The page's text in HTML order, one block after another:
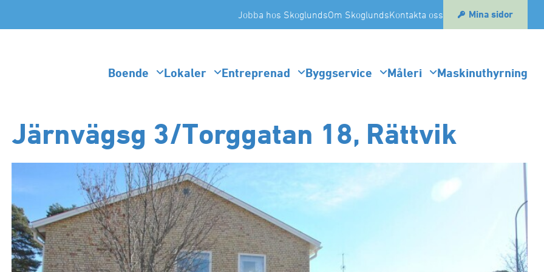
Jobba hos SkoglundsOm SkoglundsKontakta oss Mina sidor
Boende Lokaler Entreprenad Byggservice Måleri Maskinuthyrning
Järnvägsg 3/Torggatan 18, Rättvik